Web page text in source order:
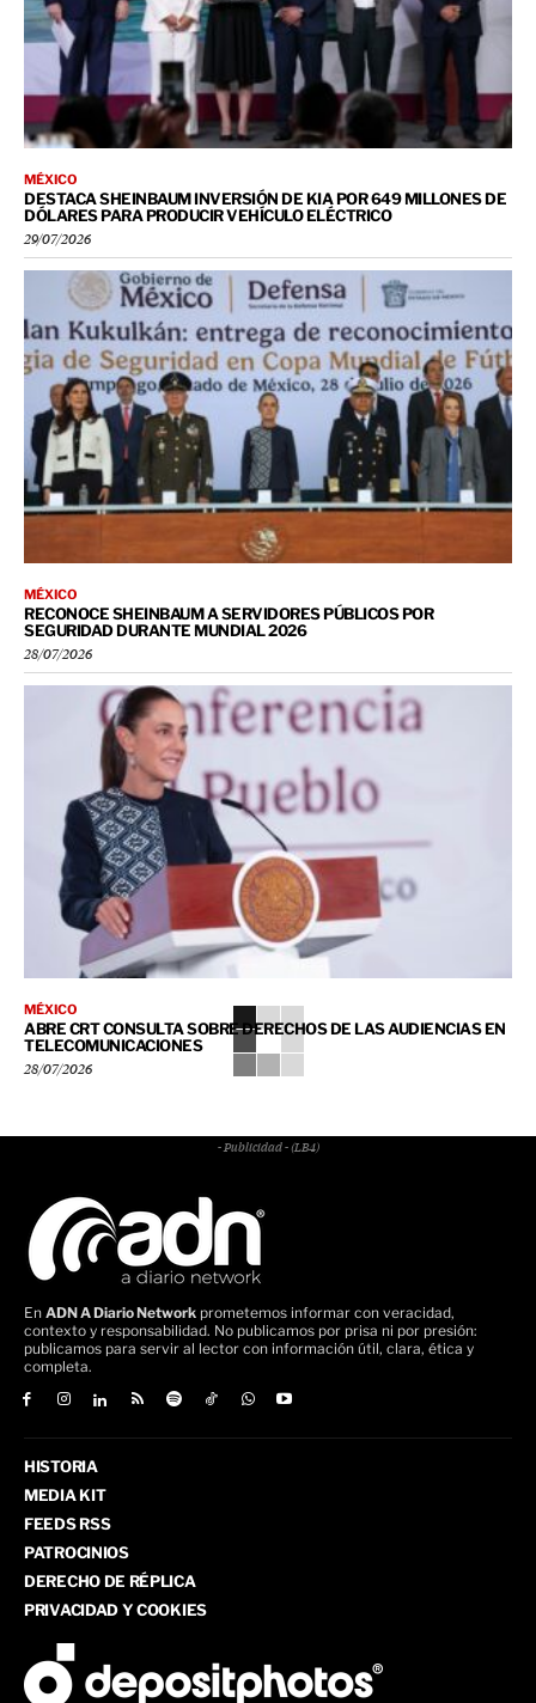
MÉXICO
DESTACA SHEINBAUM INVERSIÓN DE KIA POR 649 MILLONES DE
DÓLARES PARA PRODUCIR VEHÍCULO ELÉCTRICO
29/07/2026
MÉXICO
RECONOCE SHEINBAUM A SERVIDORES PÚBLICOS POR
SEGURIDAD DURANTE MUNDIAL 2026
28/07/2026
MÉXICO
ABRE CRT CONSULTA SOBRE DERECHOS DE LAS AUDIENCIAS EN
TELECOMUNICACIONES
28/07/2026
- Publicidad - (LB4)
En ADN A Diario Network prometemos informar con veracidad,
contexto y responsabilidad. No publicamos por prisa ni por presión:
publicamos para servir al lector con información útil, clara, ética y
completa.
HISTORIA
MEDIA KIT
FEEDS RSS
PATROCINIOS
DERECHO DE RÉPLICA
PRIVACIDAD Y COOKIES